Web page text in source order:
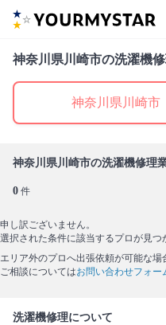
神奈川県川崎市の洗濯機
神奈川県川崎市
神奈川県川崎市の洗濯機修理
0 件
申し訳ございません。
選択された条件に該当するプロが見つ
エリア外のプロへ出張依頼が可能な場
ご相談についてはお問い合わせフォー
洗濯機修理について